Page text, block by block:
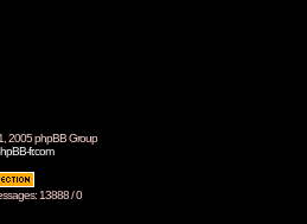
2005 phpBB Group
fr.com
13888 / 0